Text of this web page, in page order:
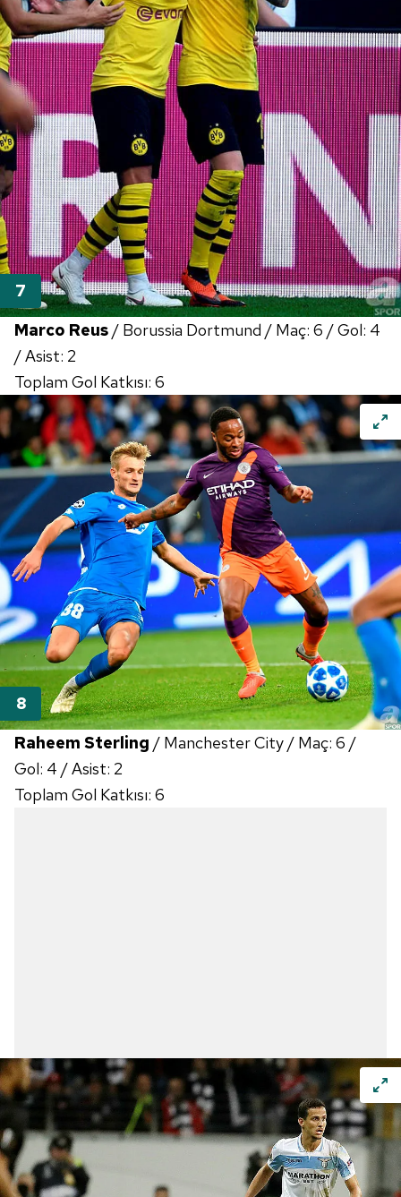
Marco Reus / Borussia Dortmund / Maç: 6 / Gol: 4
/ Asist: 2
Toplam Gol Katkısı: 6
Raheem Sterling / Manchester City / Maç: 6 /
Gol: 4 / Asist: 2
Toplam Gol Katkısı: 6